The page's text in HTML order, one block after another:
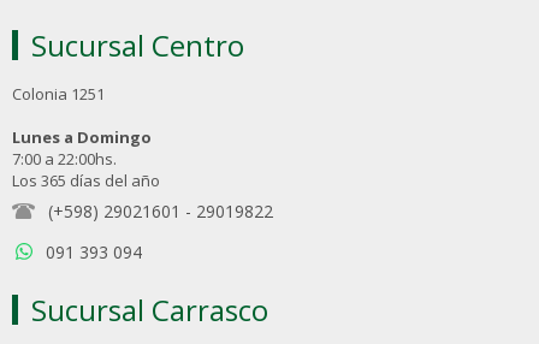
Sucursal Centro
Colonia 1251
Lunes a Domingo
7:00 a 22:00hs.
Los 365 días del año
(+598) 29021601 - 29019822
091 393 094
Sucursal Carrasco